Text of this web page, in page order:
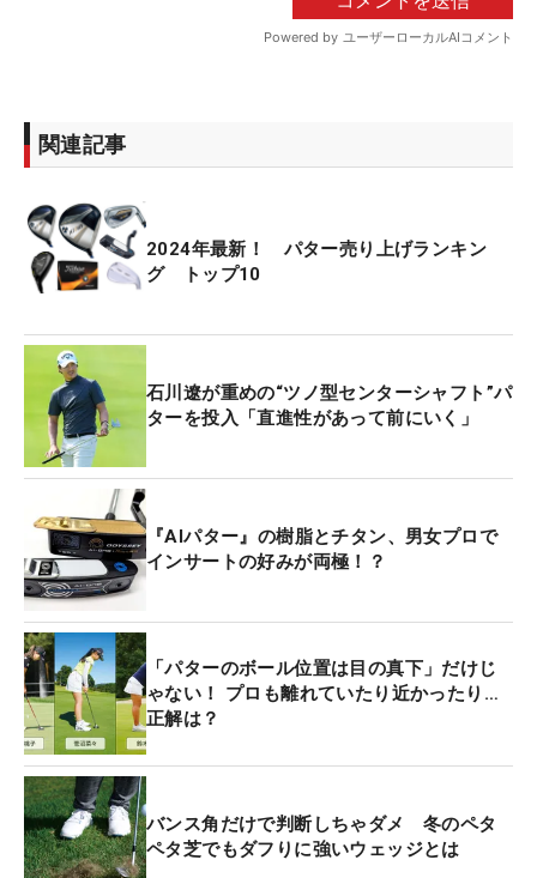
関連記事
2024年最新！ パター売り上げランキン
グ トップ10
石川遼が重めの“ツノ型センターシャフト”パ
ターを投入「直進性があって前にいく」
『AIパター』の樹脂とチタン、男女プロで
インサートの好みが両極！？
「パターのボール位置は目の真下」だけじ
ゃない！ プロも離れていたり近かったり…
正解は？
バンス角だけで判断しちゃダメ 冬のペタ
ペタ芝でもダフりに強いウェッジとは